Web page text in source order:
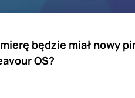
będzie miał nowy
OS?